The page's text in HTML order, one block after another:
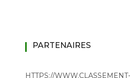
PARTENAIRES
HTTPS://